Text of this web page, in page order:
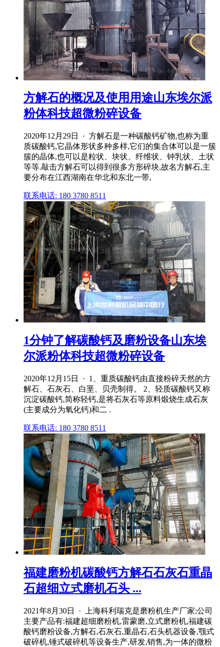
方解石的概况及使用用途山东埃尔派
粉体科技超微粉碎设备
2020年12月29日 · 方解石是一种碳酸钙矿物,也称为重
质碳酸钙,它晶体形状多种多样,它们的集合体可以是一簇
簇的晶体,也可以是粒状、块状、纤维状、钟乳状、土状
等等.敲击方解石可以得到很多方形碎块,故名方解石,主
要分布在江西湖南在华北和东北一带,
联系电话: 180 3780 8511
1分钟了解碳酸钙及磨粉设备山东埃
尔派粉体科技超微粉碎设备
2020年12月15日 · 1、重质碳酸钙由直接粉碎天然的方
解石、石灰石、白垩、贝壳制得。 2、轻质碳酸钙又称
沉淀碳酸钙,简称轻钙,是将石灰石等原料煅烧生成石灰
(主要成分为氧化钙)和二 .
联系电话: 180 3780 8511
福建磨粉机碳酸钙方解石石灰石重晶
石超细立式磨机石头 ...
2021年8月30日 · 上海科利瑞克是磨粉机生产厂家;公司
主要产品有:福建超细磨粉机,雷蒙磨,立式磨粉机,福建碳
酸钙磨粉设备,方解石,石灰石,重晶石,石头机器设备,颚式
破碎机,锤式破碎机等设备生产,研发,销售,为一体的微粉